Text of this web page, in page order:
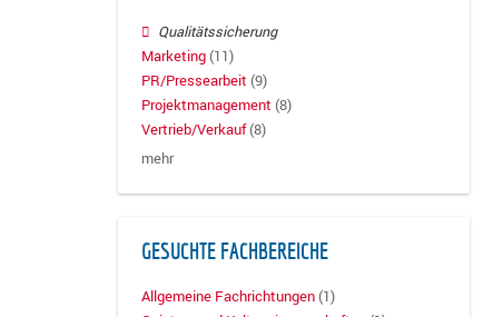
Qualitätssicherung
Marketing (11)
PR/Pressearbeit (9)
Projektmanagement (8)
Vertrieb/Verkauf (8)
mehr
GESUCHTE FACHBEREICHE
Allgemeine Fachrichtungen (1)